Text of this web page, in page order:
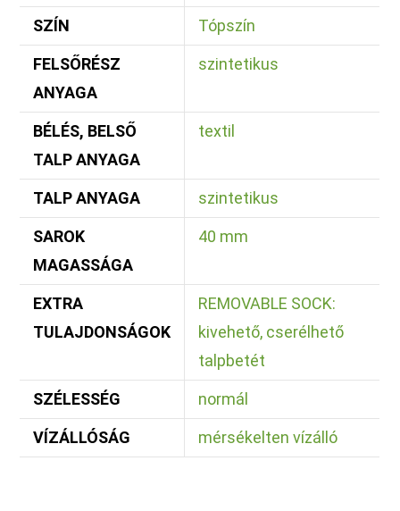
SZÍN Tópszín
FELSŐRÉSZ
ANYAGA
szintetikus
BÉLÉS, BELSŐ
TALP ANYAGA
textil
TALP ANYAGA szintetikus
SAROK
MAGASSÁGA
40 mm
EXTRA
TULAJDONSÁGOK
REMOVABLE SOCK:
kivehető, cserélhető
talpbetét
SZÉLESSÉG normál
VÍZÁLLÓSÁG mérsékelten vízálló